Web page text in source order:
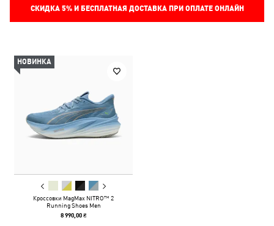
СКИДКА 5%И БЕСПЛАТНАЯ ДОСТАВКА ПРИ ОПЛАТЕ ОНЛАЙН
НОВИНКА
Кроссовки MagMax NITRO™ 2
Running Shoes Men
8 990,00 ₴